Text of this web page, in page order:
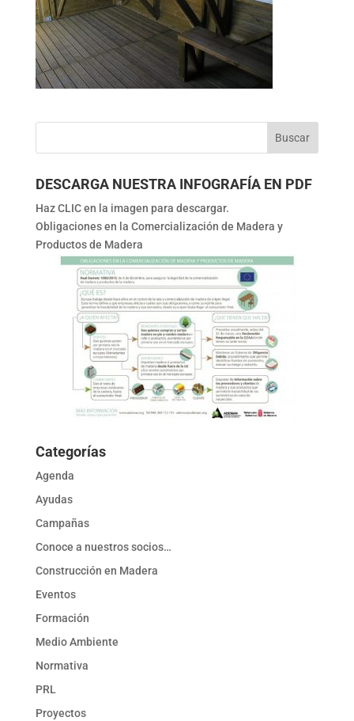
DESCARGA NUESTRA INFOGRAFÍA EN PDF
Haz CLIC en la imagen para descargar.
Obligaciones en la Comercialización de Madera y
Productos de Madera
Categorías
Agenda
Ayudas
Campañas
Conoce a nuestros socios…
Construcción en Madera
Eventos
Formación
Medio Ambiente
Normativa
PRL
Proyectos